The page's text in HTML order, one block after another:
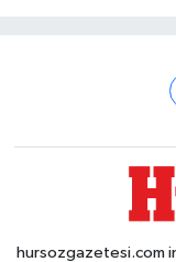
hursozgazetesi.com